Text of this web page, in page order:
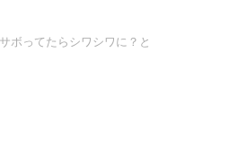
ボってたらシワシワに？と